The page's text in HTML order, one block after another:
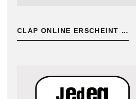
CLAP ONLINE ERSCHEINT …